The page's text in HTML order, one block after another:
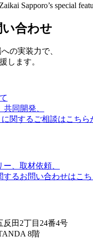
Sapporo’s special
い合わせ
の実装力で、
します。
同開発、
関するご相談はこちら
、取材依頼、
するお問い合わせはこち
田2丁目24番4号
8階